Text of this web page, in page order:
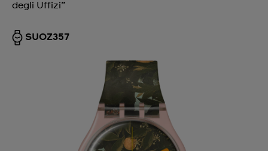
degli Uffizi”
SUOZ357